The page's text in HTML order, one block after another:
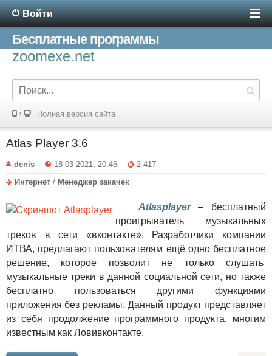
Войти
Бесплатные программы
zoomexe.net
Полная версия сайта
Atlas Player 3.6
denis 18-03-2021, 20:46
2 417
Интернет / Менеджер закачек
Atlasplayer– бесплатный
проигрыватель музыкальных
треков в сети «вконтакте». Разработчики компании
ИТВА, предлагают пользователям ещё одно бесплатное
решение, которое позволит не только слушать
музыкальные треки в данной социальной сети, но также
бесплатно пользоваться другими функциями
приложения без рекламы. Данный продукт представляет
из себя продолжение программного продукта, многим
известным как Ловивконтакте.